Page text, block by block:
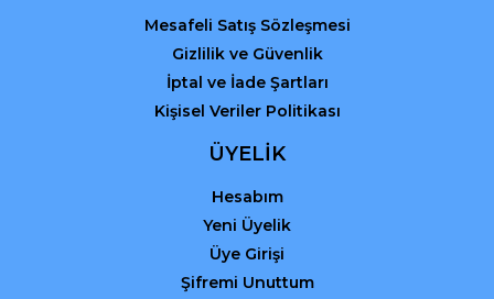
Mesafeli Satış Sözleşmesi
Gizlilik ve Güvenlik
İptal ve İade Şartları
Kişisel Veriler Politikası
ÜYELİK
Hesabım
Yeni Üyelik
Üye Girişi
Şifremi Unuttum